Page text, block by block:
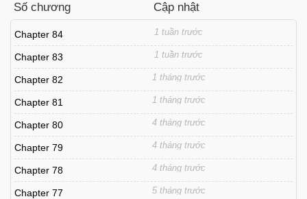
Số chương Cập nhật
Chapter 84 1 tuần trước
Chapter 83 1 tuần trước
Chapter 82 1 tháng trước
Chapter 81 1 tháng trước
Chapter 80 4 tháng trước
Chapter 79 4 tháng trước
Chapter 78 4 tháng trước
Chapter 77 5 tháng trước